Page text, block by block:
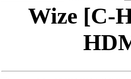
Wize [C-